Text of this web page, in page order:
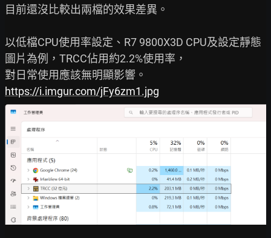
目前還沒比較出兩檔的效果差異。
以低檔CPU使用率設定、R7 9800X3D CPU及設定靜態
圖片為例，TRCC佔用約2.2%使用率，
https://i.imgur.com/jFy6zm1.jpg